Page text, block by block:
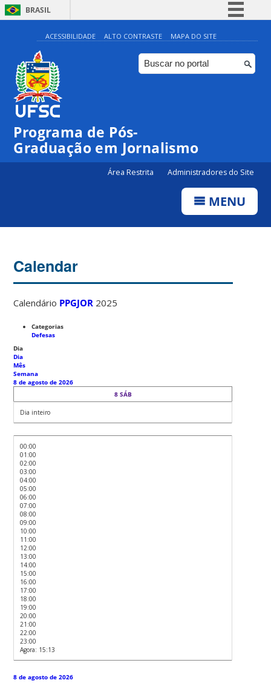
BRASIL
Simplifique!
Comunica BR
Participe
ACESSIBILIDADE ALTO CONTRASTE MAPA DO SITE
Programa de Pós-
Graduação em Jornalismo
Área Restrita Administradores do Site
MENU
Calendar
Calendário PPGJOR 2025
Categorias
Defesas
Dia
Dia
Mês
Semana
8 de agosto de 2026
8 SÁB
Dia inteiro
00:00
01:00
02:00
03:00
04:00
05:00
06:00
07:00
08:00
09:00
10:00
11:00
12:00
13:00
14:00
15:00
16:00
17:00
18:00
19:00
20:00
21:00
22:00
23:00
Agora: 15:13
8 de agosto de 2026